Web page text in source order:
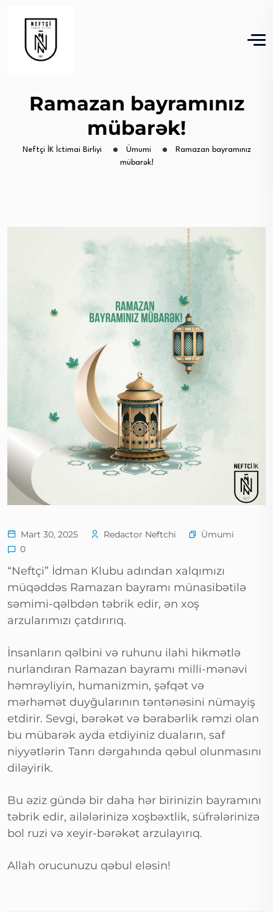
Ramazan bayramınız
mübarək!
Neftçi İK İctimai Birliyi Ümumi
Ramazan bayramınız
mübarək!
Mart 30, 2025 Redactor Neftchi
Ümumi
0
“Neftçi” İdman Klubu adından xalqımızı
müqəddəs Ramazan bayramı münasibətilə
səmimi-qəlbdən təbrik edir, ən xoş
arzularımızı çatdırırıq.
İnsanların qəlbini və ruhunu ilahi hikmətlə
nurlandıran Ramazan bayramı milli-mənəvi
həmrəyliyin, humanizmin, şəfqət və
mərhəmət duyğularının təntənəsini nümayiş
etdirir. Sevgi, bərəkət və bərabərlik rəmzi olan
bu mübarək ayda etdiyiniz duaların, saf
niyyətlərin Tanrı dərgahında qəbul olunmasını
diləyirik.
Bu əziz gündə bir daha hər birinizin bayramını
təbrik edir, ailələrinizə xoşbəxtlik, süfrələrinizə
bol ruzi və xeyir-bərəkət arzulayırıq.
Allah orucunuzu qəbul eləsin!